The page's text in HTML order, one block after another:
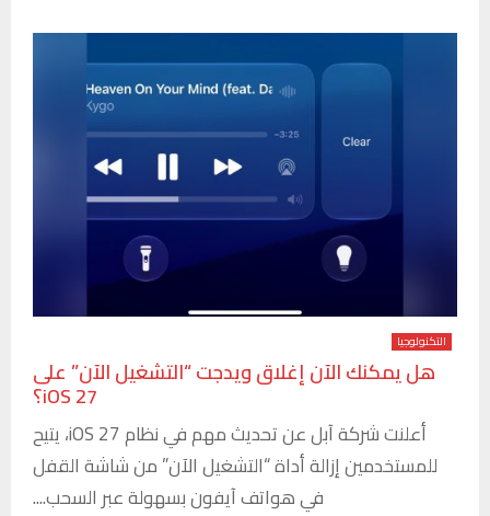
التكنولوجيا
هل يمكنك الآن إغلاق ويدجت “التشغيل الآن” على
iOS 27؟
أعلنت شركة آبل عن تحديث مهم في نظام iOS 27، يتيح
للمستخدمين إزالة أداة “التشغيل الآن” من شاشة القفل
في هواتف آيفون بسهولة عبر السحب....